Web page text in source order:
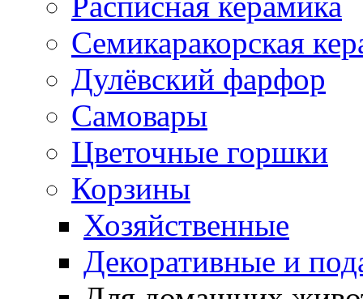
Семикаракорская
Дулёвский фарфор
Самовары
Цветочные горшки
Корзины
Хозяйственные
Декоративные и